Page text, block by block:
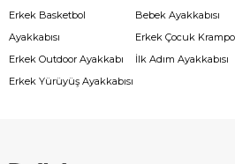
Erkek Basketbol
Ayakkabısı
Erkek Outdoor Ayakkabı
Erkek Yürüyüş Ayakkabısı
Bebek Ayakkabısı
Erkek Çocuk
İlk Adım Ayakkabısı